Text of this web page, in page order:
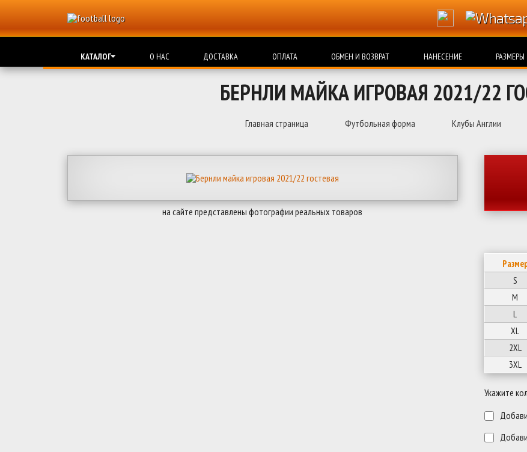
КАТАЛОГ О НАС ДОСТАВКА ОПЛАТА ОБМЕН И ВОЗВРАТ НАНЕСЕНИЕ РАЗМЕРЫ
БЕРНЛИ МАЙКА ИГРОВАЯ 2021/22
Главная страница Футбольная форма Клубы Англии
на сайте представлены фотографии реальных товаров
S
M
L
XL
2XL
3XL
Укажите